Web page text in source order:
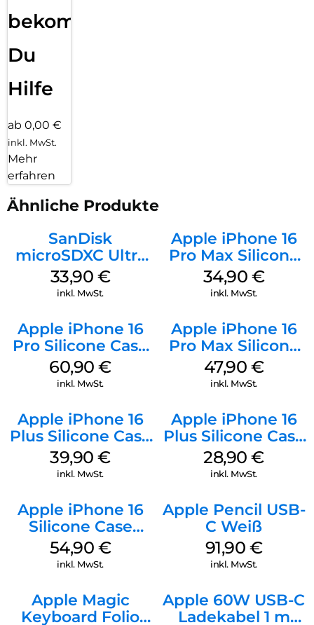
bekommst
Du
Hilfe
ab 0,00 €
inkl. MwSt.
Mehr
erfahren
Ähnliche Produkte
SanDisk
microSDXC Ultra
128 GB + Adapter
Mobile
33,90 €
inkl. MwSt.
Apple iPhone 16
Pro Max Silicone
Case MagSafe
Denim
34,90 €
inkl. MwSt.
Apple iPhone 16
Pro Silicone Case
MagSafe Stone
Gray
60,90€
inkl. MwSt.
Apple iPhone 16
Pro Max Silicone
Case MagSafe
Black
47,90 €
inkl. MwSt.
Apple iPhone 16
Plus Silicone Case
MagSafe Plum
39,90€
inkl. MwSt.
Apple iPhone 16
Plus Silicone Case
MagSafe Black
28,90€
inkl. MwSt.
Apple iPhone 16
Silicone Case
MagSafe Black
54,90 €
inkl. MwSt.
Apple Pencil USB-
C Weiß
91,90 €
inkl. MwSt.
Apple Magic
Keyboard Folio
Apple 60W USB-C
Ladekabel 1 m